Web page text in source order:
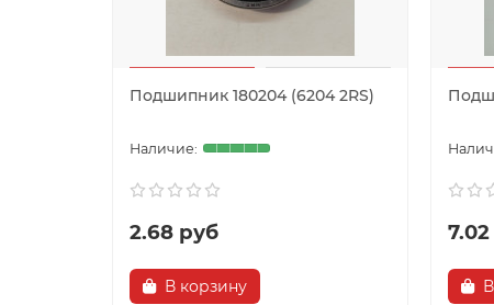
Подшипник 180204 (6204 2RS)
2.68 руб
В корзину